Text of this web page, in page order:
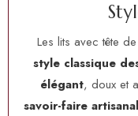
Styl
Les lits avec tête
style classique
élégant, doux et
savoir-faire artisanal